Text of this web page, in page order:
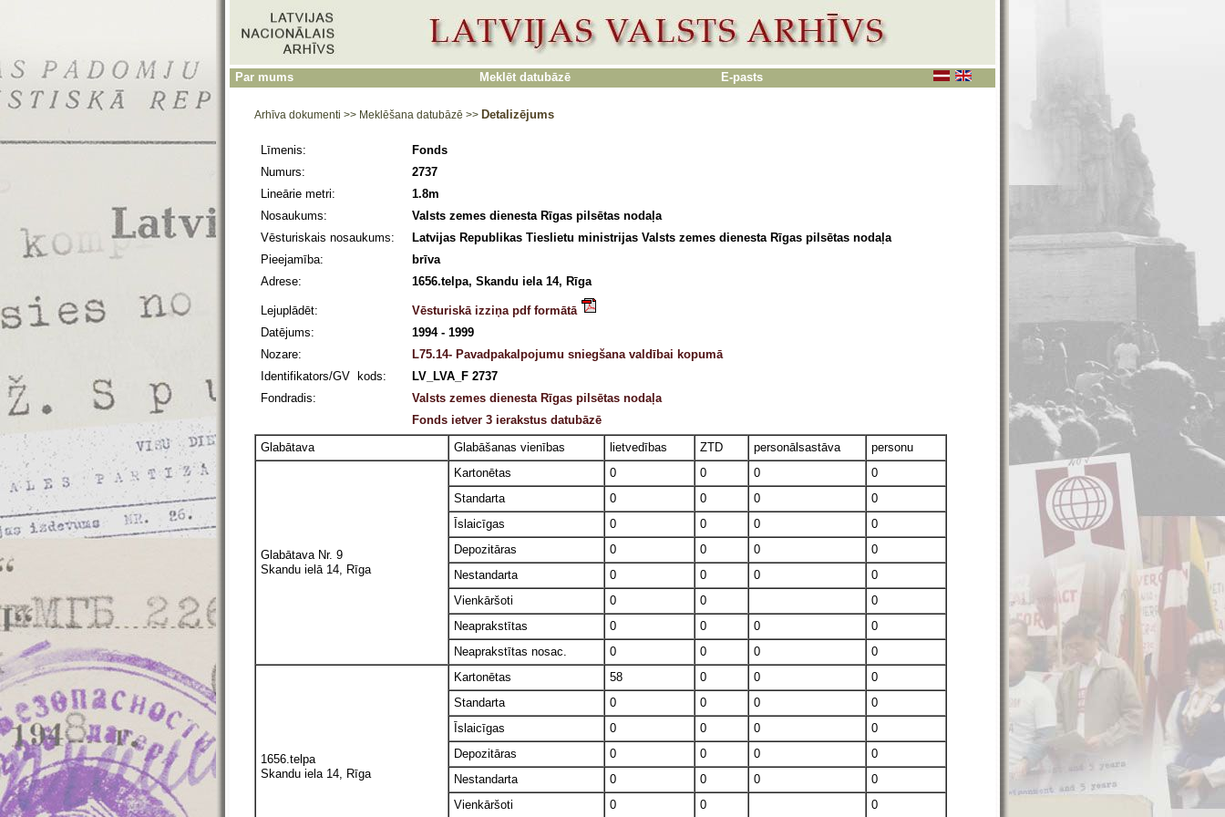
Par mums Meklēt datubāzē E-pasts
Arhīva dokumenti >> Meklēšana datubāzē >> Detalizējums
Līmenis:
Fonds
Numurs:
2737
Lineārie metri:
1.8m
Nosaukums:
Valsts zemes dienesta Rīgas pilsētas nodaļa
Vēsturiskais nosaukums:
Latvijas Republikas Tieslietu ministrijas Valsts zemes dienesta Rīgas pilsētas nodaļa
Pieejamība:
brīva
Adrese:
1656.telpa, Skandu iela 14, Rīga
Lejuplādēt:
Vēsturiskā izziņa pdf formātā
Datējums:
1994 - 1999
Nozare:
L75.14- Pavadpakalpojumu sniegšana valdībai kopumā
Identifikators/GV kods:
LV_LVA_F 2737
Fondradis:
Valsts zemes dienesta Rīgas pilsētas nodaļa
Fonds ietver 3 ierakstus datubāzē
Glabātava
Glabāšanas vienības lietvedības ZTD personālsastāva personu
Glabātava Nr. 9
Skandu ielā 14, Rīga
Kartonētas 0 0 0
0
Standarta
0 0 0
0
Īslaicīgas
0 0 0
0
Depozitāras
0 0 0
0
Nestandarta
0 0 0
0
Vienkāršoti
0 0
0
Neaprakstītas
0 0 0
0
Neaprakstītas nosac.
0 0 0 0
1656.telpa
Skandu iela 14, Rīga
Kartonētas 58 0 0
0
Standarta
0 0 0
0
Īslaicīgas
0 0 0
0
Depozitāras
0 0 0
0
Nestandarta
0 0 0
0
Vienkāršoti
0 0 0